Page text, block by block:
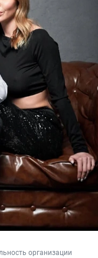
организации